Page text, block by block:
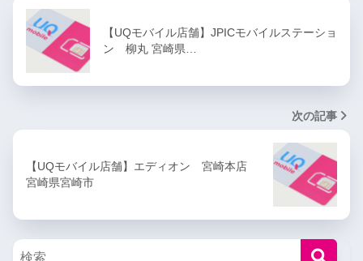
【UQモバイル店舗】JPICモバイルステーショ
ン 柳丸 宮崎県…
次の記事
【UQモバイル店舗】エディオン 宮崎本店
宮崎県宮崎市